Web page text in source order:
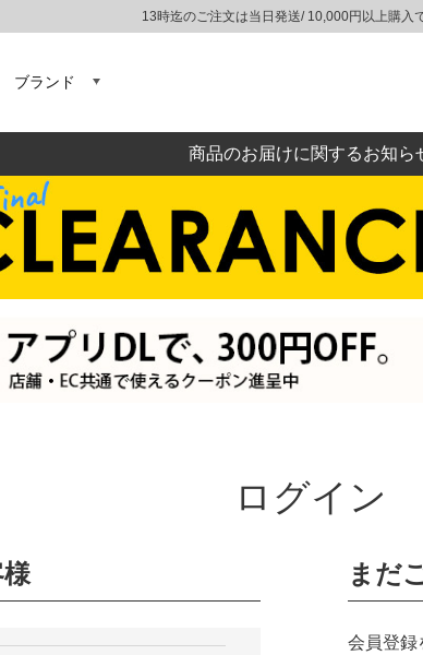
13時迄のご注文は当日発送/ 10,000円以上購入
ブランド
商品のお届けに関するお知ら
ログイン
まだ
会員登録